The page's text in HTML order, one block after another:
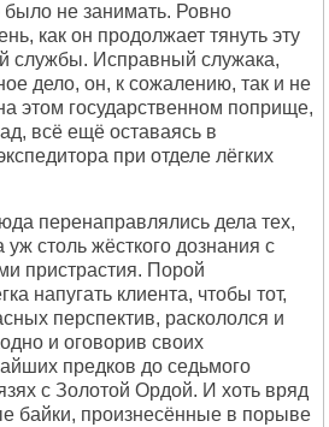
не занимать. Ровно
как он продолжает тянуть эту
службы. Исправный служака,
дело, он, к сожалению, так и не
этом государственном поприще,
всё ещё оставаясь в
при отделе лёгких
перенаправлялись дела тех,
столь жёсткого дознания с
пристрастия. Порой
напугать клиента, чтобы тот,
перспектив, раскололся и
и оговорив своих
предков до седьмого
с Золотой Ордой. И хоть вряд
байки, произнесённые в порыве